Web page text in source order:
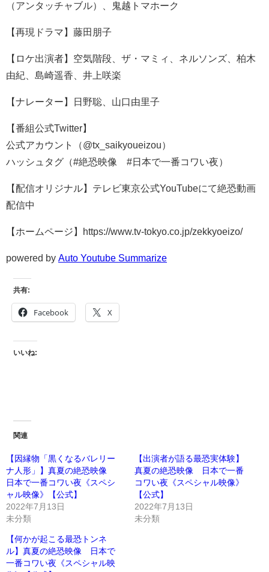
（アンタッチャブル）、鬼越トマホーク
【再現ドラマ】藤田朋子
【ロケ出演者】空気階段、ザ・マミィ、ネルソンズ、柏木
由紀、島崎遥香、井上咲楽
【ナレーター】日野聡、山口由里子
【番組公式Twitter】
公式アカウント（@tx_saikyoueizou）
ハッシュタグ（#絶恐映像 #日本で一番コワい夜）
【配信オリジナル】テレビ東京公式YouTubeにて絶恐動画
配信中
【ホームページ】https://www.tv-tokyo.co.jp/zekkyoeizo/
powered by Auto Youtube Summarize
共有:
Facebook X
いいね:
関連
【因縁物「黒くなるバレリー
ナ人形」】真夏の絶恐映像
日本で一番コワい夜《スペシ
ャル映像》【公式】
2022年7月13日
未分類
【出演者が語る最恐実体験】
真夏の絶恐映像 日本で一番
コワい夜《スペシャル映像》
【公式】
2022年7月13日
未分類
【何かが起こる最恐トンネ
ル】真夏の絶恐映像 日本で
一番コワい夜《スペシャル映